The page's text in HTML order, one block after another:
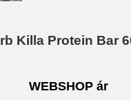
Killa Protein Bar
WEBSHOP ár